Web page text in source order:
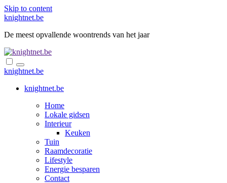
Skip to content
knightnet.be
De meest opvallende woontrends van het jaar
knightnet.be
knightnet.be
Home
Lokale gidsen
Interieur
Keuken
Tuin
Raamdecoratie
Lifestyle
Energie besparen
Contact